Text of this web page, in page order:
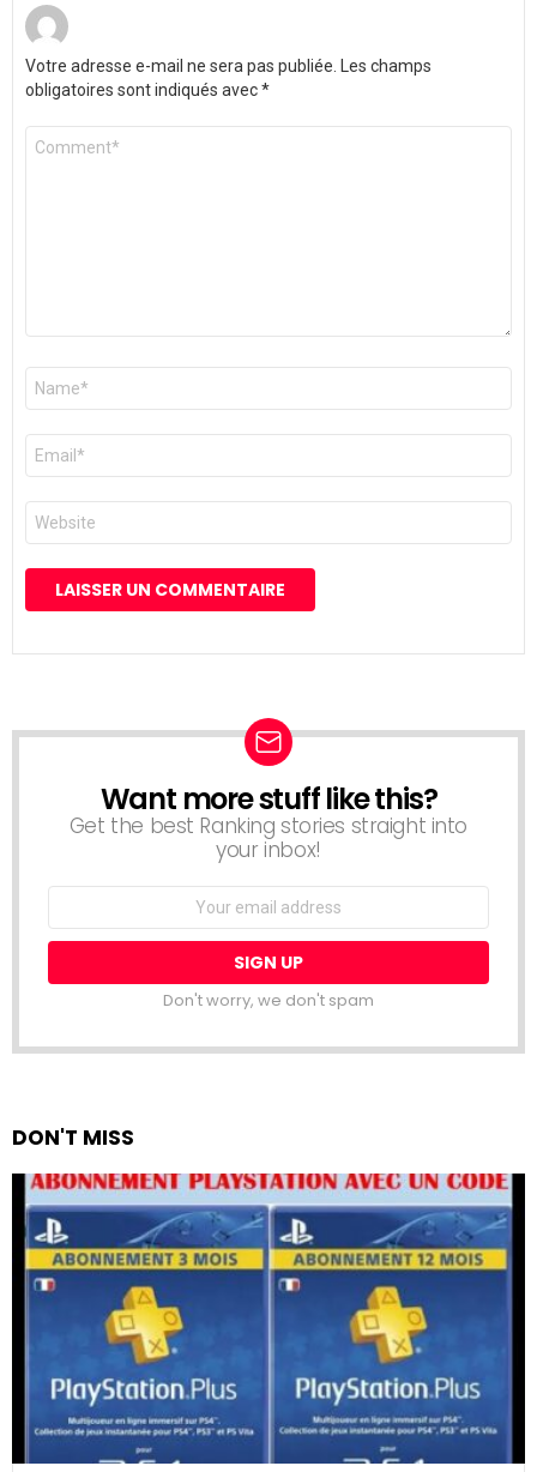
Votre adresse e-mail ne sera pas publiée. Les champs
obligatoires sont indiqués avec*
Commentaire
Nom
E-
mail
*
Site
web
NEWSLETTER
Want more stuff like this?
Get the best Ranking stories straight into
your inbox!
Don't worry, we don't spam
DON'T MISS